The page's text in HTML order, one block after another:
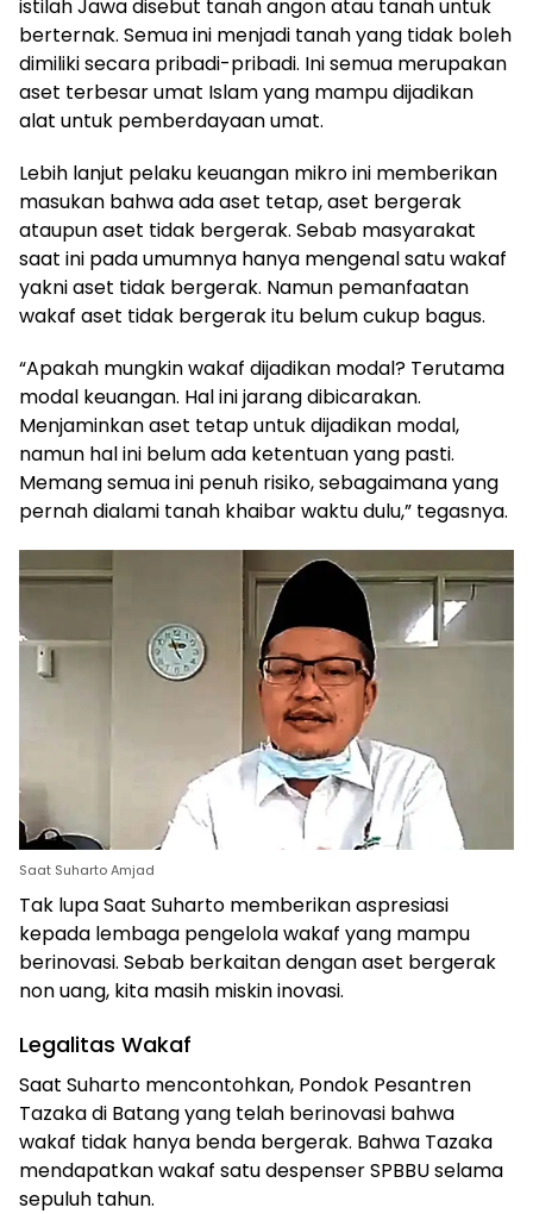
istilah Jawa disebut tanah angon atau tanah untuk
berternak. Semua ini menjadi tanah yang tidak boleh
dimiliki secara pribadi-pribadi. Ini semua merupakan
aset terbesar umat Islam yang mampu dijadikan
alat untuk pemberdayaan umat.
Lebih lanjut pelaku keuangan mikro ini memberikan
masukan bahwa ada aset tetap, aset bergerak
ataupun aset tidak bergerak. Sebab masyarakat
saat ini pada umumnya hanya mengenal satu wakaf
yakni aset tidak bergerak. Namun pemanfaatan
wakaf aset tidak bergerak itu belum cukup bagus.
“Apakah mungkin wakaf dijadikan modal? Terutama
modal keuangan. Hal ini jarang dibicarakan.
Menjaminkan aset tetap untuk dijadikan modal,
namun hal ini belum ada ketentuan yang pasti.
Memang semua ini penuh risiko, sebagaimana yang
pernah dialami tanah khaibar waktu dulu,” tegasnya.
Saat Suharto Amjad
Tak lupa Saat Suharto memberikan aspresiasi
kepada lembaga pengelola wakaf yang mampu
berinovasi. Sebab berkaitan dengan aset bergerak
non uang, kita masih miskin inovasi.
Legalitas Wakaf
Saat Suharto mencontohkan, Pondok Pesantren
Tazaka di Batang yang telah berinovasi bahwa
wakaf tidak hanya benda bergerak. Bahwa Tazaka
mendapatkan wakaf satu despenser SPBBU selama
sepuluh tahun.